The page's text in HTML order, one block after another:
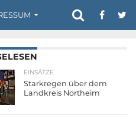
EINSÄTZE
Starkregen über dem
Landkreis Northeim